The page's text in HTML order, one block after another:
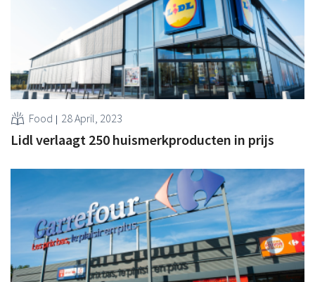
Food 28 April, 2023
Lidl verlaagt 250 huismerkproducten in prijs